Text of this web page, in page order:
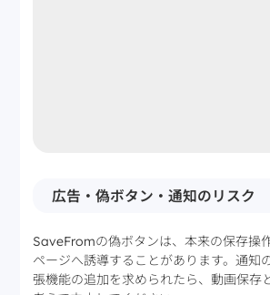
広告・偽ボタン・通知のリスク
SaveFromの偽ボタンは、本来の保存操
ページへ誘導することがあります。通知
張機能の追加を求められたら、動画保存